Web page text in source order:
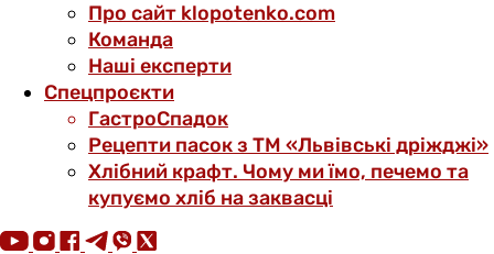
Про сайт klopotenko.com
Команда
Наші експерти
Спецпроєкти
ГастроСпадок
Рецепти пасок з ТМ «Львівські дріжджі»
Хлібний крафт. Чому ми їмо, печемо та
купуємо хліб на заквасці